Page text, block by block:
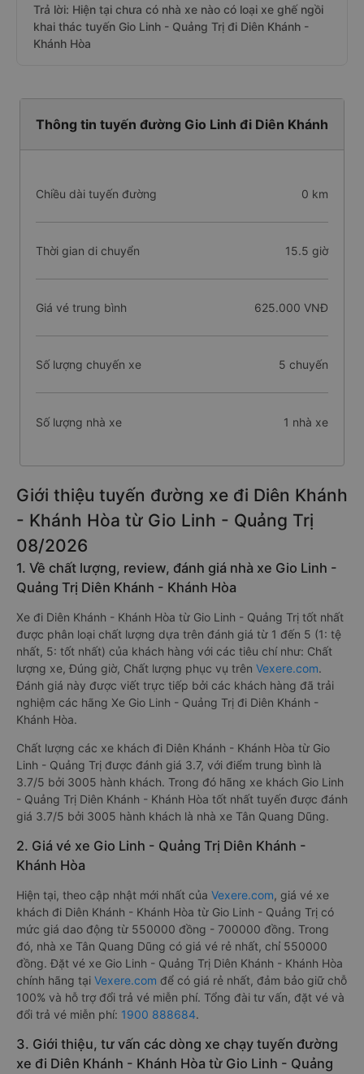
Trả lời: Hiện tại chưa có nhà xe nào có loại xe ghế ngồi
khai thác tuyến Gio Linh - Quảng Trị đi Diên Khánh -
Khánh Hòa
Thông tin tuyến đường Gio Linh đi Diên Khánh
Chiều dài tuyến đường 0 km
Thời gian di chuyển 15.5 giờ
Giá vé trung bình 625.000 VNĐ
Số lượng chuyến xe 5 chuyến
Số lượng nhà xe 1 nhà xe
Giới thiệu tuyến đường xe đi Diên Khánh
- Khánh Hòa từ Gio Linh - Quảng Trị
08/2026
1. Về chất lượng, review, đánh giá nhà xe Gio Linh -
Quảng Trị Diên Khánh - Khánh Hòa
Xe đi Diên Khánh - Khánh Hòa từ Gio Linh - Quảng Trị tốt nhất
được phân loại chất lượng dựa trên đánh giá từ 1 đến 5 (1: tệ
nhất, 5: tốt nhất) của khách hàng với các tiêu chí như: Chất
lượng xe, Đúng giờ, Chất lượng phục vụ trên Vexere.com.
Đánh giá này được viết trực tiếp bởi các khách hàng đã trải
nghiệm các hãng Xe Gio Linh - Quảng Trị đi Diên Khánh -
Khánh Hòa.
Chất lượng các xe khách đi Diên Khánh - Khánh Hòa từ Gio
Linh - Quảng Trị được đánh giá 3.7, với điểm trung bình là
3.7/5 bởi 3005 hành khách. Trong đó hãng xe khách Gio Linh
- Quảng Trị Diên Khánh - Khánh Hòa tốt nhất tuyến được đánh
giá 3.7/5 bởi 3005 hành khách là nhà xe Tân Quang Dũng.
2. Giá vé xe Gio Linh - Quảng Trị Diên Khánh -
Khánh Hòa
Hiện tại, theo cập nhật mới nhất của Vexere.com, giá vé xe
khách đi Diên Khánh - Khánh Hòa từ Gio Linh - Quảng Trị có
mức giá dao động từ 550000 đồng - 700000 đồng. Trong
đó, nhà xe Tân Quang Dũng có giá vé rẻ nhất, chỉ 550000
đồng. Đặt vé xe Gio Linh - Quảng Trị Diên Khánh - Khánh Hòa
chính hãng tại Vexere.com để có giá rẻ nhất, đảm bảo giữ chỗ
100% và hỗ trợ đổi trả vé miễn phí. Tổng đài tư vấn, đặt vé và
đổi trả vé miễn phí: 1900 888684.
3. Giới thiệu, tư vấn các dòng xe chạy tuyến đường
xe đi Diên Khánh - Khánh Hòa từ Gio Linh - Quảng